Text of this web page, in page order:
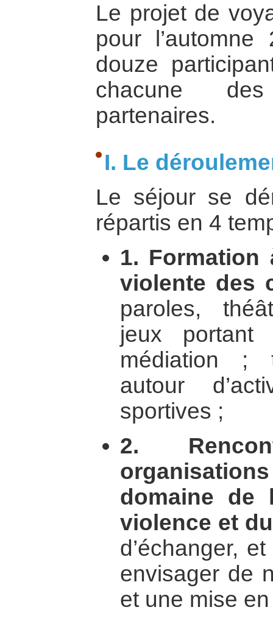
Le projet de
pour
douze
chacune
partenaires.
I. Le
Le séjour se
répartis en 4
1.
violente des
paroles,
jeux portant
médiation ;
autour
sportives ;
2.
domaine de
violence et
d’échanger,
envisager de
et une mise